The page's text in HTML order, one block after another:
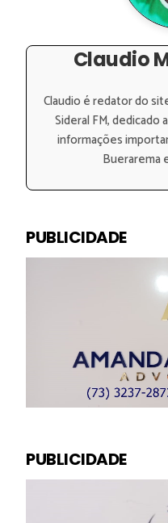
Claudio
Claudio é redator do
Sideral FM, dedicado
informações
Buerarema
PUBLICIDADE
PUBLICIDADE